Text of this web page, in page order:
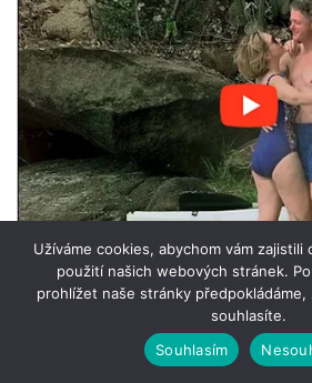
Užíváme cookies, abychom vám zajistili
použití našich webových stránek.
prohlížet naše stránky
souhlasíte.
Souhlasím